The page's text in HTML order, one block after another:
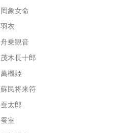
罔象女命
羽衣
舟乗観音
茂木長十郎
萬機姫
蘇民将来符
蚕太郎
蚕室